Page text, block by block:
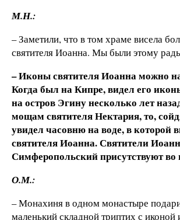
М.Н.:
– Заметили, что в том храме висела
святителя Иоанна. Мы были этому
– Иконы святителя Иоанна можно
Когда был на Кипре, видел его
на остров Эгину несколько лет
мощам святителя Нектария, то,
увидел часовню на воде, в которой
святителя Иоанна. Святители
Симферопольский присутствуют во
О.М.:
– Монахиня в одном монастыре
маленький складной триптих с иконой